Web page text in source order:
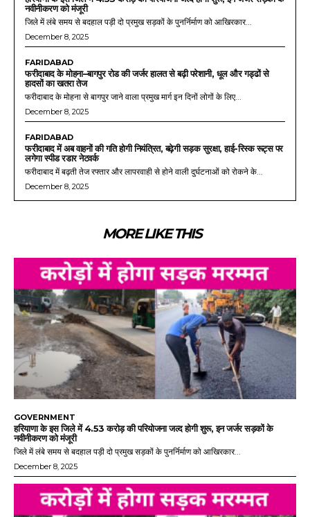
नवीनीकरण को मंजूरी
जिले में लंबे समय से बदहाल पड़ी दो प्रमुख सड़कों के पुनर्निर्माण को आखिरकार...
December 8, 2025
FARIDABAD
फरीदाबाद के मोहना–बागपुर रोड की जर्जर हालत से बढ़ी परेशानी, धूल और गड्ढों से
हादसों का खतरा तेज
फरीदाबाद के मोहना से बागपुर जाने वाला प्रमुख मार्ग इन दिनों लोगों के लिए...
December 8, 2025
FARIDABAD
फरीदाबाद में अब वाहनों की गति होगी नियंत्रित, बढ़ेगी सड़क सुरक्षा, हाई-रिस्क रूट्स पर
लगेगा स्पीड रडार नेटवर्क
फरीदाबाद में बढ़ती तेज रफ्तार और लापरवाही से होने वाली दुर्घटनाओं को रोकने के...
December 8, 2025
MORE LIKE THIS
GOVERNMENT
हरियाणा के इस जिले में 4.53 करोड़ की परियोजना जल्द होगी शुरू, इन जर्जर सड़कों के
नवीनीकरण को मंजूरी
जिले में लंबे समय से बदहाल पड़ी दो प्रमुख सड़कों के पुनर्निर्माण को आखिरकार...
December 8, 2025